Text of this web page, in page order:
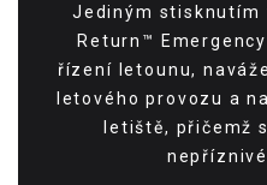
Jediným stisknutím
Return™
řízení letounu,
letového provozu a
letiště, přičemž